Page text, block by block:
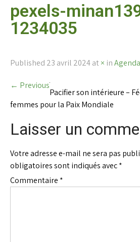
pexels-
1234035
Published 23 avril 2024at × inAgenda
← Previous
Pacifier son intérieure –
femmes pour la Paix Mondiale
Laisser un
Votre adresse e-mail ne sera pas
obligatoires sont indiqués avec*
Commentaire *